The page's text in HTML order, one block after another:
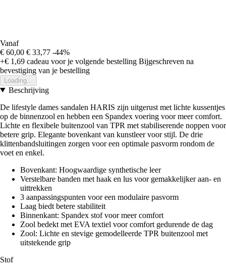
Vanaf
€ 60,00 € 33,77 -44%
+€ 1,69 cadeau voor je volgende bestelling Bijgeschreven na
bevestiging van je bestelling
Loading...
Beschrijving
De lifestyle dames sandalen HARIS zijn uitgerust met lichte kussentjes
op de binnenzool en hebben een Spandex voering voor meer comfort.
Lichte en flexibele buitenzool van TPR met stabiliserende noppen voor
betere grip. Elegante bovenkant van kunstleer voor stijl. De drie
klittenbandsluitingen zorgen voor een optimale pasvorm rondom de
voet en enkel.
Bovenkant: Hoogwaardige synthetische leer
Verstelbare banden met haak en lus voor gemakkelijker aan- en
uittrekken
3 aanpassingspunten voor een modulaire pasvorm
Laag biedt betere stabiliteit
Binnenkant: Spandex stof voor meer comfort
Zool bedekt met EVA textiel voor comfort gedurende de dag
Zool: Lichte en stevige gemodelleerde TPR buitenzool met
uitstekende grip
Stof